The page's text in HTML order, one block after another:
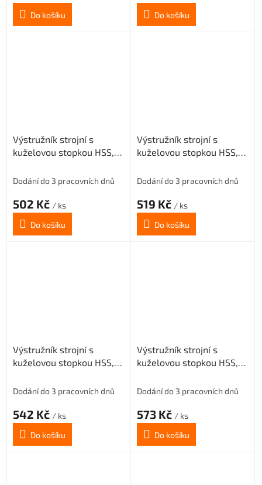
Do košíku
Do košíku
Výstružník strojní s
kuželovou stopkou HSS,
Dodání do 3 pracovních dnů
502 Kč / ks
Do košíku
Výstružník strojní s
kuželovou stopkou HSS,
Dodání do 3 pracovních dnů
519 Kč / ks
Do košíku
Výstružník strojní s
kuželovou stopkou HSS,
Dodání do 3 pracovních dnů
542 Kč / ks
Do košíku
Výstružník strojní s
kuželovou stopkou HSS,
Dodání do 3 pracovních dnů
573 Kč / ks
Do košíku